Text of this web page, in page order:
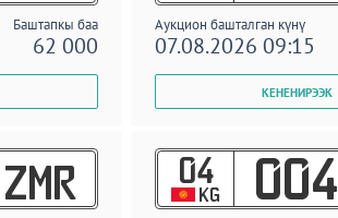
Баштапкы баа
62 000
Аукцион башталган күнү
07.08.2026 09:15
ZMR 04
KG 004